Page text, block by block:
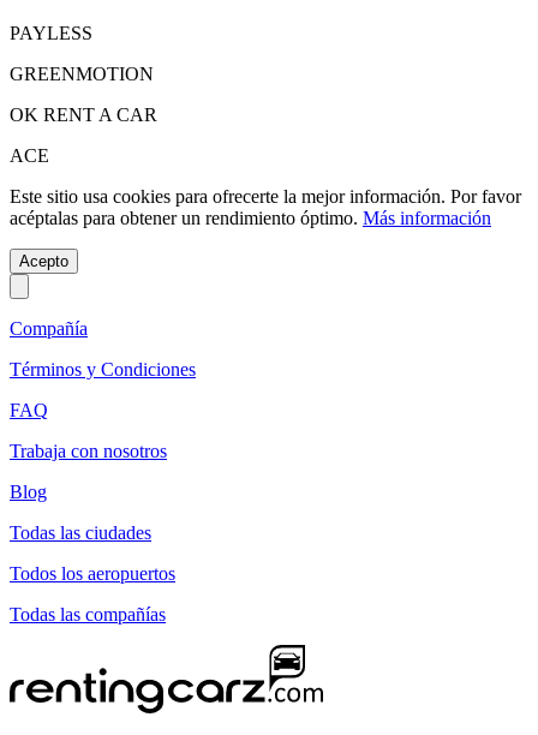
PAYLESS
GREENMOTION
OK RENT A CAR
ACE
Este sitio usa cookies para ofrecerte la mejor información. Por favor
acéptalas para obtener un rendimiento óptimo. Más información
Acepto
Compañía
Términos y Condiciones
FAQ
Trabaja con nosotros
Blog
Todas las ciudades
Todos los aeropuertos
Todas las compañías